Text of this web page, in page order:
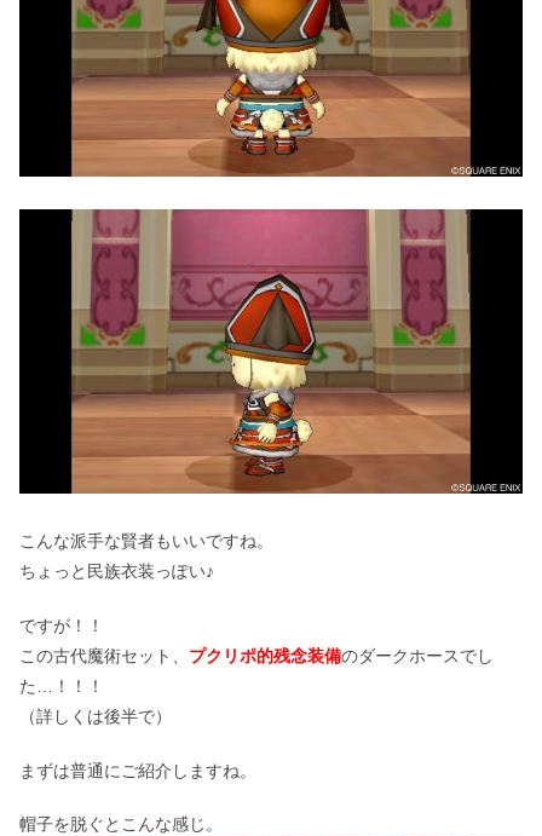
こんな派手な賢者もいいですね。
ちょっと民族衣装っぽい♪
ですが！！
この古代魔術セット、 プクリポ的残念装備のダークホースでし
た…！！！
（詳しくは後半で）
まずは普通にご紹介しますね。
帽子を脱ぐとこんな感じ。